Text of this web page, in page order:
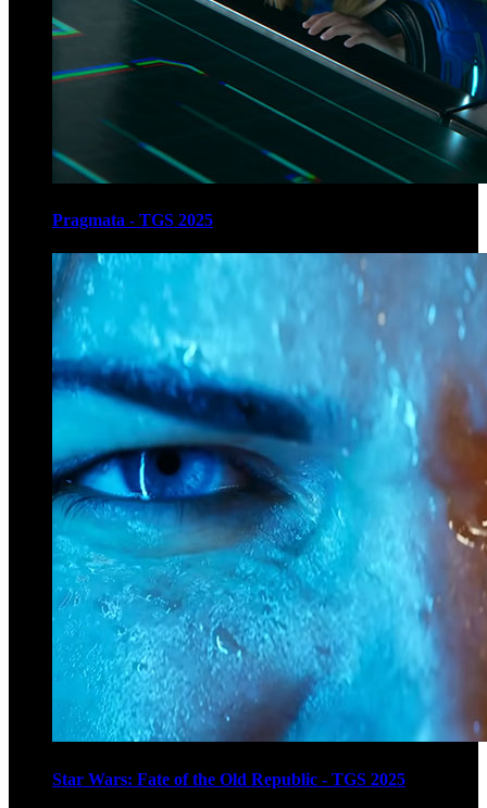
Pragmata - TGS 2025
Star Wars: Fate of the Old Republic - TGS 2025